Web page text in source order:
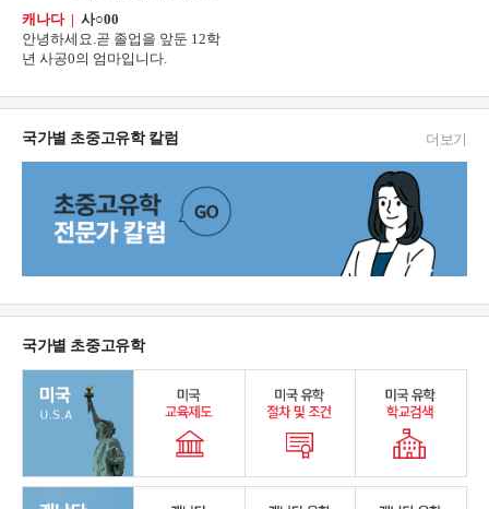
캐나다 | 사○00
안녕하세요.곧 졸업을 앞둔 12학
년 사공0의 엄마입니다.
국가별 초중고유학 칼럼 더보기
국가별 초중고유학